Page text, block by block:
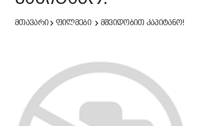
მთავარი ფილმები მშვიდობით კაპიტანო!